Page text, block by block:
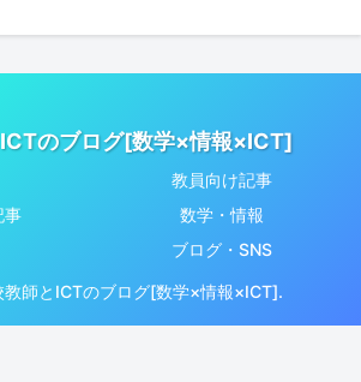
のブログ[数学×情報×ICT]
教員向け記事
事
数学・情報
ブログ・SNS
師とICTのブログ[数学×情報×ICT].